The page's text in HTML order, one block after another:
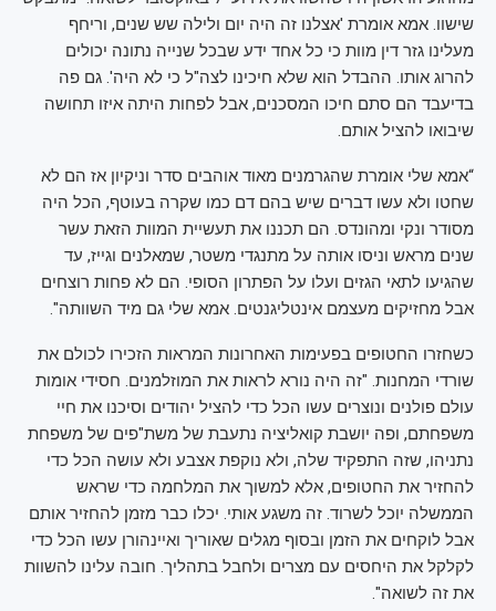
שישוו. אמא אומרת 'אצלנו זה היה יום ולילה שש שנים, וריחף
מעלינו גזר דין מוות כי כל אחד ידע שבכל שנייה נתונה יכולים
להרוג אותו. ההבדל הוא שלא חיכינו לצה"ל כי לא היה'. גם פה
בדיעבד הם סתם חיכו המסכנים, אבל לפחות היתה איזו תחושה
שיבואו להציל אותם.
“אמא שלי אומרת שהגרמנים מאוד אוהבים סדר וניקיון אז הם לא
שחטו ולא עשו דברים שיש בהם דם כמו שקרה בעוטף, הכל היה
מסודר ונקי ומהונדס. הם תכננו את תעשיית המוות הזאת עשר
שנים מראש וניסו אותה על מתנגדי משטר, שמאלנים וגייז, עד
שהגיעו לתאי הגזים ועלו על הפתרון הסופי. הם לא פחות רוצחים
אבל מחזיקים מעצמם אינטליגנטים. אמא שלי גם מיד השוותה".
כשחזרו החטופים בפעימות האחרונות המראות הזכירו לכולם את
שורדי המחנות. "זה היה נורא לראות את המוזלמנים. חסידי אומות
עולם פולנים ונוצרים עשו הכל כדי להציל יהודים וסיכנו את חיי
משפחתם, ופה יושבת קואליציה נתעבת של משת"פים של משפחת
נתניהו, שזה התפקיד שלה, ולא נוקפת אצבע ולא עושה הכל כדי
להחזיר את החטופים, אלא למשוך את המלחמה כדי שראש
הממשלה יוכל לשרוד. זה משגע אותי. יכלו כבר מזמן להחזיר אותם
אבל לוקחים את הזמן ובסוף מגלים שאוריך ואיינהורן עשו הכל כדי
לקלקל את היחסים עם מצרים ולחבל בתהליך. חובה עלינו להשוות
את זה לשואה".